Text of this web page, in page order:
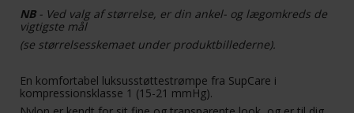
NB- Ved valg af størrelse, er din ankel- og lægomkreds de
vigtigste mål
(se størrelsesskemaet under produktbillederne).
En komfortabel luksusstøttestrømpe fra SupCare i
kompressionsklasse 1 (15-21 mmHg).